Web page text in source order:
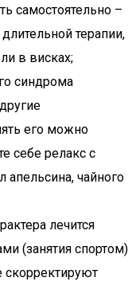
самостоятельно –
терапии,
в висках;
синдрома
его можно
себе релакс с
чайного
лечится
(занятия спортом)
скорректируют